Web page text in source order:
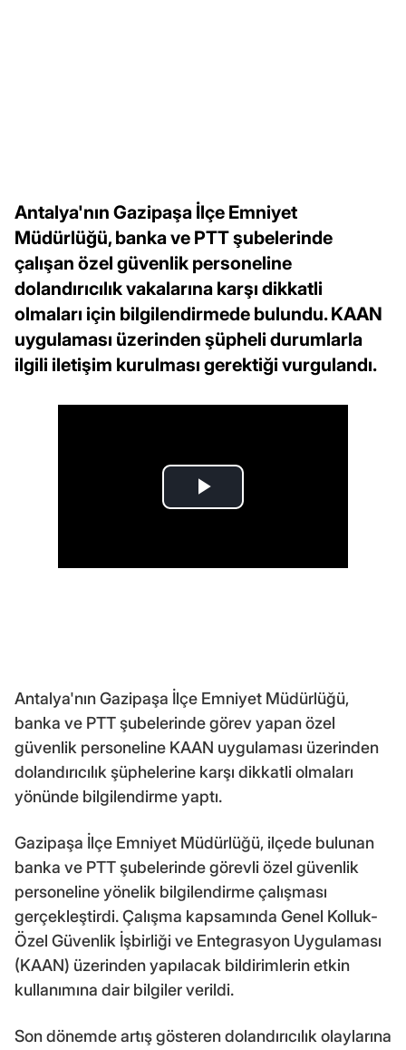
Antalya'nın Gazipaşa İlçe Emniyet
Müdürlüğü, banka ve PTT şubelerinde
çalışan özel güvenlik personeline
dolandırıcılık vakalarına karşı dikkatli
olmaları için bilgilendirmede bulundu. KAAN
uygulaması üzerinden şüpheli durumlarla
ilgili iletişim kurulması gerektiği vurgulandı.
Antalya'nın Gazipaşa İlçe Emniyet Müdürlüğü,
banka ve PTT şubelerinde görev yapan özel
güvenlik personeline KAAN uygulaması üzerinden
dolandırıcılık şüphelerine karşı dikkatli olmaları
yönünde bilgilendirme yaptı.
Gazipaşa İlçe Emniyet Müdürlüğü, ilçede bulunan
banka ve PTT şubelerinde görevli özel güvenlik
personeline yönelik bilgilendirme çalışması
gerçekleştirdi. Çalışma kapsamında Genel Kolluk-
Özel Güvenlik İşbirliği ve Entegrasyon Uygulaması
(KAAN) üzerinden yapılacak bildirimlerin etkin
kullanımına dair bilgiler verildi.
Son dönemde artış gösteren dolandırıcılık olaylarına